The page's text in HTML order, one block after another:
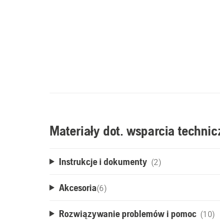
Materiały dot. wsparcia
Instrukcje i dokumenty (2)
Akcesoria(6)
Rozwiązywanie problemów i pomoc (10)